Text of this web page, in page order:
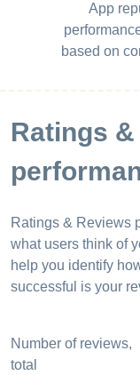
App
based on
Ratings
Ratings & Reviews
what users think of
help you identify
successful is your
Number of reviews,
total